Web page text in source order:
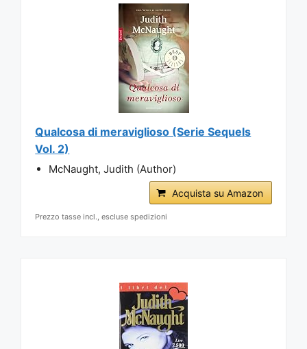
Qualcosa di meraviglioso (Serie Sequels
Vol. 2)
McNaught, Judith (Author)
Acquista su Amazon
Prezzo tasse incl., escluse spedizioni